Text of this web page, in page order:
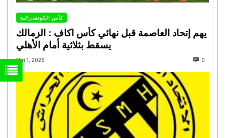
كأس الكونفدرالية
يهم إتحاد العاصمة قبل نهائي كأس اكاف : الزمالك
Mai 1, 2026 0